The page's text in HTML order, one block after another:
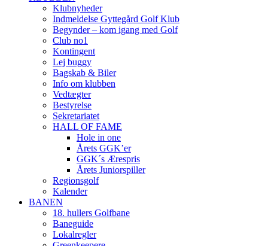
Klubnyheder
Indmeldelse Gyttegård Golf Klub
Begynder – kom igang med Golf
Club no1
Kontingent
Lej buggy
Bagskab & Biler
Info om klubben
Vedtægter
Bestyrelse
Sekretariatet
HALL OF FAME
Hole in one
Årets GGK’er
GGK´s Ærespris
Årets Juniorspiller
Regionsgolf
Kalender
BANEN
18. hullers Golfbane
Baneguide
Lokalregler